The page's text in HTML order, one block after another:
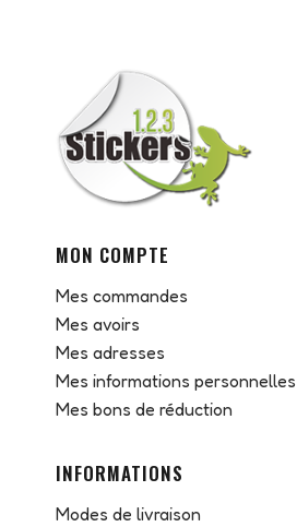
MON COMPTE
Mes commandes
Mes avoirs
Mes adresses
Mes informations personnelles
Mes bons de réduction
INFORMATIONS
Modes de livraison